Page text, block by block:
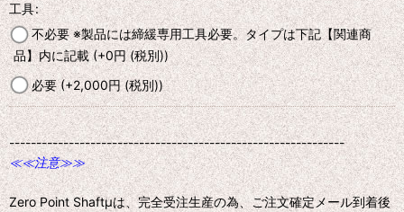
工具:
不必要 ※製品には締緩専用工具必要。タイプは下記【関連商
品】内に記載(+0円 (税別))
必要(+2,000円 (税別))
--------------------------------------------------------------
≪≪注意≫≫
Zero Point Shaftμは、完全受注生産の為、ご注文確定メール到着後